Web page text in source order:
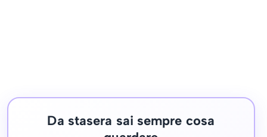
Da stasera sai sempre cosa